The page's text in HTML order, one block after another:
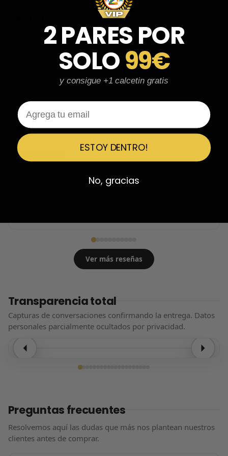
Perfectos y súper serios y atentos
Perfectos y súper serios y atentos. He comprado 5 pares y el
último que acaba de llegar, unas Uptempo de tallaje especial
pagadas por adelantado. Súper confiables y totalmente
recomendables.
Ver 3 reseñas más de Javier
EV
Reseña en Trustpilot
★
Calidad brutal, zapatillas impolutas sin ningún rasguño, la caja
Ver más reseñas
Transparencia total
Capturas de conversaciones confirmando la entrega. Datos
personales parcialmente ocultados por privacidad.
Preguntas frecuentes
Resolvemos aquí las dudas que más nos plantean nuestros
clientes antes de comprar.
2 PARES POR
SOLO99€
y consigue +1 calcetin gratis
Email
ESTOY DENTRO!
No, gracias